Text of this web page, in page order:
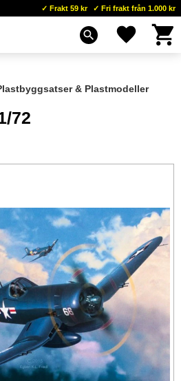
Frakt 59 kr Fri frakt från 1.000 kr
search Favoriter
& Plastmodeller
72